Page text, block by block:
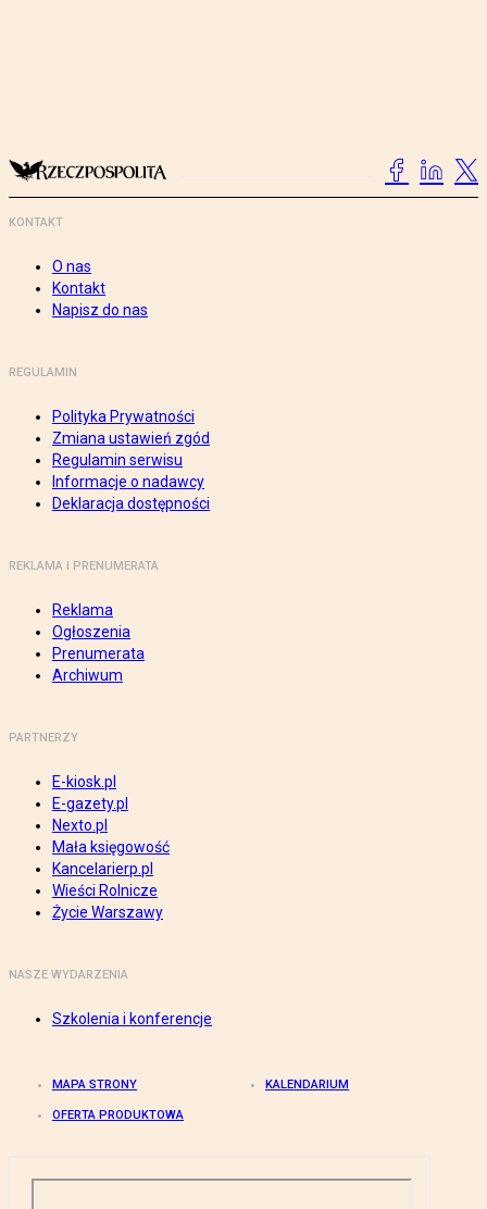
KONTAKT
O nas
Kontakt
Napisz do nas
REGULAMIN
Polityka Prywatności
Zmiana ustawień zgód
Regulamin serwisu
Informacje o nadawcy
Deklaracja dostępności
REKLAMA I PRENUMERATA
Reklama
Ogłoszenia
Prenumerata
Archiwum
PARTNERZY
E-kiosk.pl
E-gazety.pl
Nexto.pl
Mała księgowość
Kancelarierp.pl
Wieści Rolnicze
Życie Warszawy
NASZE WYDARZENIA
Szkolenia i konferencje
MAPA STRONY KALENDARIUM
OFERTA PRODUKTOWA